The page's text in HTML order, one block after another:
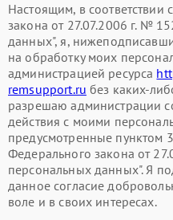
Настоящим, в
закона от 27.07.2006 г. №
данных", я,
на обработку моих
администрацией ресурса
remsupport.ru без каких-
разрешаю администрации
действия с моими
предусмотренные пунктом 3
Федерального закона от
персональных данных". Я
данное согласие
воле и в своих интересах.